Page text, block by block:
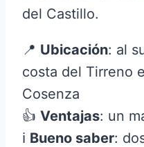
del Castillo.
📍 Ubicación: al
costa del Tirreno
Cosenza
👍 Ventajas: un
ℹ️ Bueno saber: